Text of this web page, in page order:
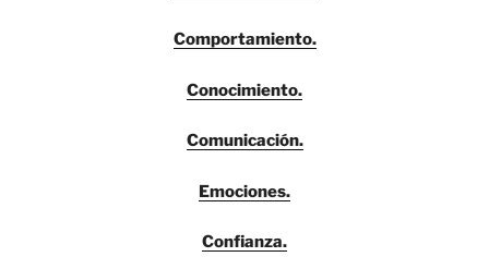
Comportamiento.
Conocimiento.
Comunicación.
Emociones.
Confianza.